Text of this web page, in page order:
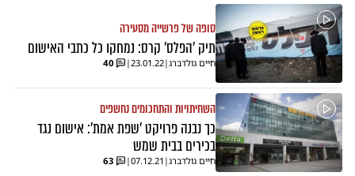
סופה של פרשייה מסעירה
תיק 'הפלס' קרס: נמחקו כל כתבי האישום
חיים גולדברג|
23.01.22
|
40
השחיתויות והתחכומים נחשפים
כך נבנה פרויקט 'שפת אמת': אישום נגד
בכירים בבית שמש
חיים גולדברג|
07.12.21
|
63